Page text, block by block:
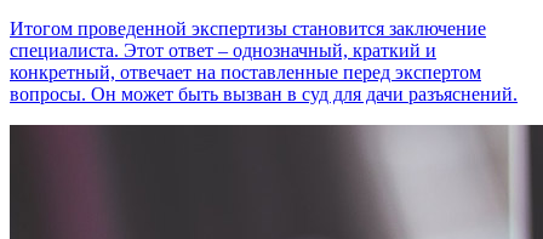
Итогом проведенной экспертизы становится заключение
специалиста. Этот ответ – однозначный, краткий и
конкретный, отвечает на поставленные перед экспертом
вопросы. Он может быть вызван в суд для дачи разъяснений.